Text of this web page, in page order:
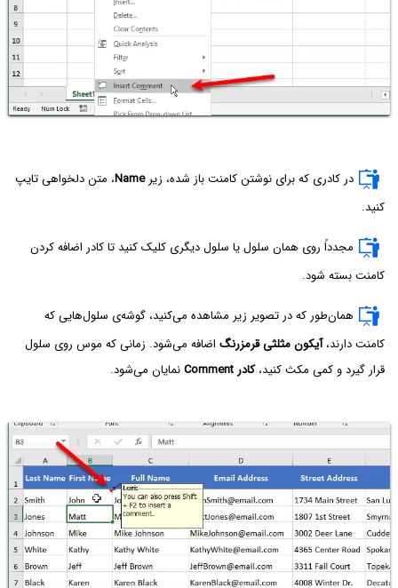
در کادری که برای نوشتن کامنت باز شده، زیرName، متن دلخواهی تایپ
کنید.
مجدداً روی همان سلول یا سلول دیگری کلیک کنید تا کادر اضافه کردن
کامنت بسته شود.
همان‌طور که در تصویر زیر مشاهده می‌کنید، گوشه‌ی سلول‌هایی که
کامنت دارند،آیکون مثلثی قرمزرنگ اضافه می‌شود. زمانی که موس روی سلول
قرار گیرد و کمی مکث کنید،کادر Comment نمایان می‌شود.